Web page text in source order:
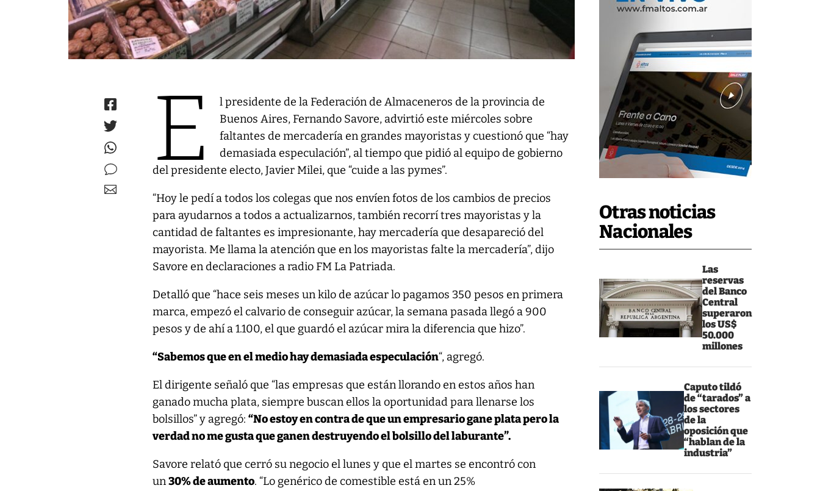
Otras noticias
Nacionales
Las
reservas
del Banco
Central
superaron
los US$
50.000
millones
Caputo tildó
de “tarados” a
los sectores
de la
oposición que
“hablan de la
industria”
E
l presidente de la Federación de Almaceneros de la provincia de
Buenos Aires, Fernando Savore, advirtió este miércoles sobre
faltantes de mercadería en grandes mayoristas y cuestionó que “hay
demasiada especulación”, al tiempo que pidió al equipo de gobierno
del presidente electo, Javier Milei, que “cuide a las pymes”.
“Hoy le pedí a todos los colegas que nos envíen fotos de los cambios de precios
para ayudarnos a todos a actualizarnos, también recorrí tres mayoristas y la
cantidad de faltantes es impresionante, hay mercadería que desapareció del
mayorista. Me llama la atención que en los mayoristas falte la mercadería”, dijo
Savore en declaraciones a radio FM La Patriada.
Detalló que “hace seis meses un kilo de azúcar lo pagamos 350 pesos en primera
marca, empezó el calvario de conseguir azúcar, la semana pasada llegó a 900
pesos y de ahí a 1.100, el que guardó el azúcar mira la diferencia que hizo”.
“Sabemos que en el medio hay demasiada especulación“, agregó.
El dirigente señaló que “las empresas que están llorando en estos años han
ganado mucha plata, siempre buscan ellos la oportunidad para llenarse los
bolsillos” y agregó:“No estoy en contra de que un empresario gane plata pero la
verdad no me gusta que ganen destruyendo el bolsillo del laburante”.
Savore relató que cerró su negocio el lunes y que el martes se encontró con
un30% de aumento. “Lo genérico de comestible está en un 25%